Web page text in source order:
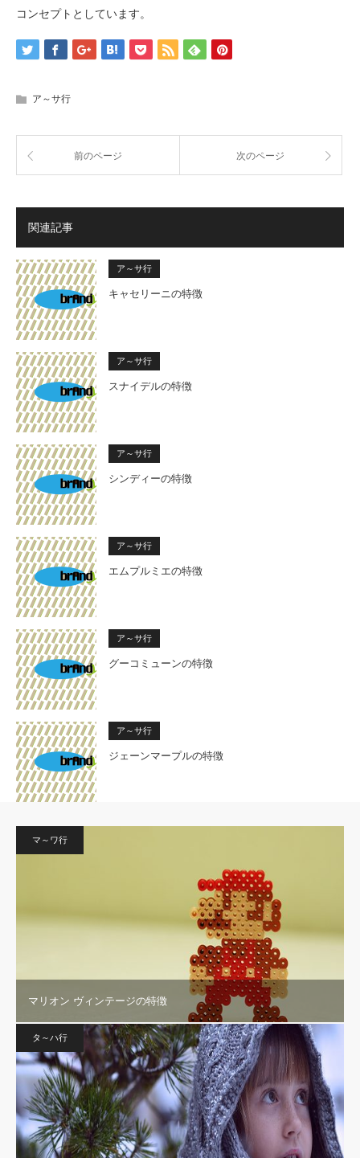
コンセプトとしています。
ア～サ行
前のページ 次のページ
関連記事
ア～サ行
キャセリーニの特徴
ア～サ行
スナイデルの特徴
ア～サ行
シンディーの特徴
ア～サ行
エムプルミエの特徴
ア～サ行
グーコミューンの特徴
ア～サ行
ジェーンマープルの特徴
マ～ワ行
マリオン ヴィンテージの特徴
タ～ハ行